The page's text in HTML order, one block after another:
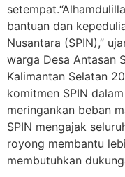
bantuan dan
Nusantara (SPIN),”
warga Desa Antasan
Kalimantan Selatan
komitmen SPIN
meringankan beban
SPIN mengajak
royong membantu
membutuhkan